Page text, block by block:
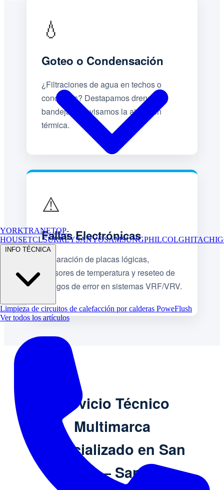
YORKTRANETOP-
HOUSETCLSURREYSANYOSAMSUNGPHILCOLGHITACHI
INFO TÉCNICA
Limpieza de circuitos de calefacción por calderas PoweFlush
Ver todos los artículos
💧
Goteo o Condensación
¿Filtraciones de agua en techos o
conductos? Destapamos drenajes,
bandejas y revisamos la aislación
térmica.
⚠️
Fallas Electrónicas
Reparación de placas lógicas,
sensores de temperatura y reseteo de
códigos de error en sistemas VRF/VRV.
Servicio Técnico
Multimarca
Especializado en San
Genaro – Santa Fe